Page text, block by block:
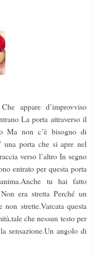
appare d’improvviso
La porta attraverso il
Ma non c’è bisogno di
una porta che si apre nel
verso l’altro In segno
entrato per questa porta
tu hai fatto
era stretta Perché un
strette.Varcata questa
che nessun testo per
sensazione.Un angolo di